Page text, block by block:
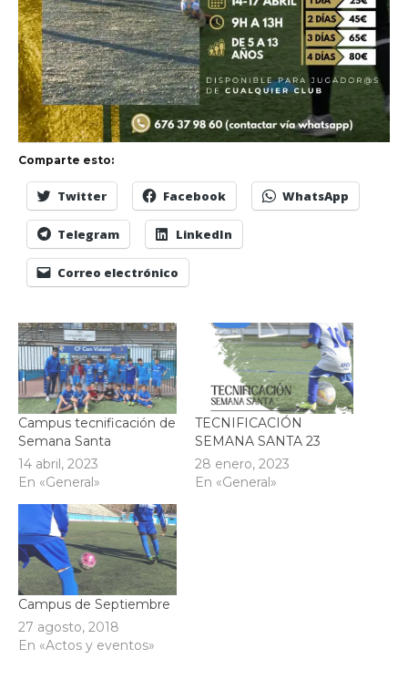
Comparte esto:
Twitter Facebook WhatsApp
Telegram LinkedIn
Correo electrónico
Campus tecnificación de
Semana Santa
14 abril, 2023
En «General»
TECNIFICACIÓN
SEMANA SANTA 23
28 enero, 2023
En «General»
Campus de Septiembre
27 agosto, 2018
En «Actos y eventos»